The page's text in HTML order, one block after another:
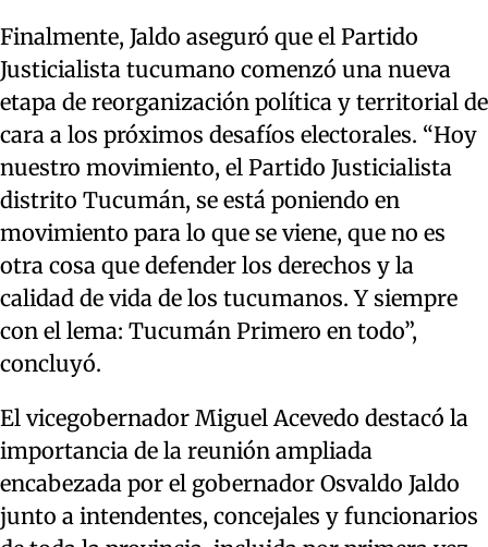
Finalmente, Jaldo aseguró que el Partido
Justicialista tucumano comenzó una nueva
etapa de reorganización política y territorial de
cara a los próximos desafíos electorales. “Hoy
nuestro movimiento, el Partido Justicialista
distrito Tucumán, se está poniendo en
movimiento para lo que se viene, que no es
otra cosa que defender los derechos y la
calidad de vida de los tucumanos. Y siempre
con el lema: Tucumán Primero en todo”,
concluyó.
El vicegobernador Miguel Acevedo destacó la
importancia de la reunión ampliada
encabezada por el gobernador Osvaldo Jaldo
junto a intendentes, concejales y funcionarios